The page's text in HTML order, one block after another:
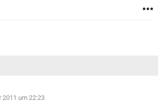
2011 um 22:23